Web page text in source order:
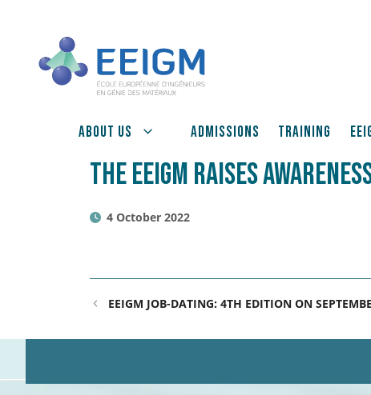
About us Admissions Training
THE EEIGM RAISES
4 October 2022
EEIGM JOB-DATING: 4TH EDITION ON